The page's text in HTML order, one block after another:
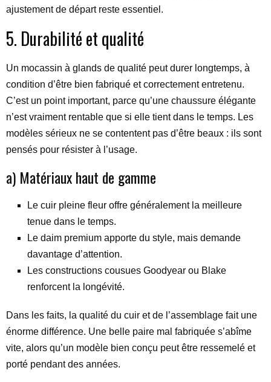
ajustement de départ reste essentiel.
5. Durabilité et qualité
Un mocassin à glands de qualité peut durer longtemps, à
condition d’être bien fabriqué et correctement entretenu.
C’est un point important, parce qu’une chaussure élégante
n’est vraiment rentable que si elle tient dans le temps. Les
modèles sérieux ne se contentent pas d’être beaux : ils sont
pensés pour résister à l’usage.
a) Matériaux haut de gamme
Le cuir pleine fleur offre généralement la meilleure
tenue dans le temps.
Le daim premium apporte du style, mais demande
davantage d’attention.
Les constructions cousues Goodyear ou Blake
renforcent la longévité.
Dans les faits, la qualité du cuir et de l’assemblage fait une
énorme différence. Une belle paire mal fabriquée s’abîme
vite, alors qu’un modèle bien conçu peut être ressemelé et
porté pendant des années.